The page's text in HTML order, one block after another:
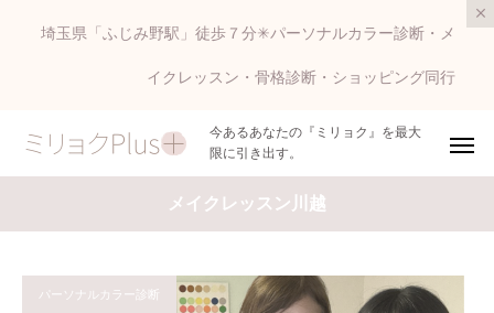
埼玉県「ふじみ野駅」徒歩７分✳︎パーソナルカラー診断・メ
イクレッスン・骨格診断・ショッピング同行
今あるあなたの『ミリョク』を最大
限に引き出す。
メイクレッスン川越
パーソナルカラー診断